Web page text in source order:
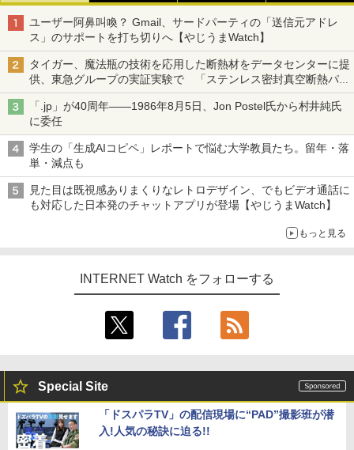
ユーザー阿鼻叫喚？ Gmail、サードパーティの「送信元アドレ
ス」のサポートを打ち切りへ【やじうまWatch】
タイガー、魔法瓶の技術を応用した断熱材をデータセンターに提
供、東急グループの実証実験で 「ステンレス密封真空断熱パネ
ル TIVIP」
「.jp」が40周年――1986年8月5日、Jon Postel氏から村井純氏
に委任
学生の「生成AIコピペ」レポートで悩む大学教員たち。留年・落
単・減点も
見た目は既視感ありまくりなレトロデザイン、でもビデオ通話に
も対応した日本発のチャットアプリが登場【やじうまWatch】
もっと見る
INTERNET Watch をフォローする
Special Site
「ドスパラTV」の配信現場に“PAD”撮影班が潜
入!人気の秘訣に迫る!!